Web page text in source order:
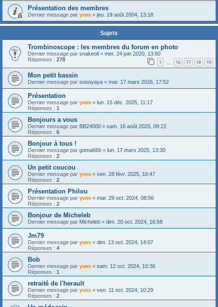
Présentation des membres
Dernier message par yves « jeu. 19 août 2004, 13:18
Sujets
Trombinoscope : les membres du forum en photo
Dernier message par snakeoli « mer. 24 juin 2020, 13:50
Réponses : 278 1 16 17 18 19
Mon petit bassin
Dernier message par sosoyaya « mar. 17 mars 2026, 17:52
Présentation
Dernier message par yves « lun. 15 déc. 2025, 11:17
Réponses : 1
Bonjours a vous
Dernier message par BB24000 « sam. 16 août 2025, 09:22
Réponses : 6
Bonjour à tous !
Dernier message par goma666 « lun. 17 mars 2025, 13:30
Réponses : 2
Un petit coucou
Dernier message par yves « ven. 28 févr. 2025, 10:47
Réponses : 2
Présentation Philou
Dernier message par yves « mar. 29 oct. 2024, 08:56
Réponses : 2
Bonjour de Micheleb
Dernier message par Micheleb « dim. 20 oct. 2024, 16:58
Jm79
Dernier message par yves « dim. 13 oct. 2024, 14:07
Réponses : 4
Bob
Dernier message par yves « sam. 12 oct. 2024, 10:36
Réponses : 1
retraité de l'herault
Dernier message par yves « ven. 11 oct. 2024, 10:29
Réponses : 2